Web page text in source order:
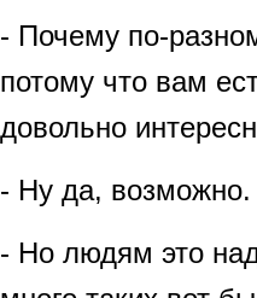
- Почему по-
потому что вам
довольно
- Ну да, возможно.
- Но людям это